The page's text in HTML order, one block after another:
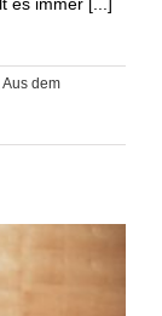
es immer [...]
Aus dem